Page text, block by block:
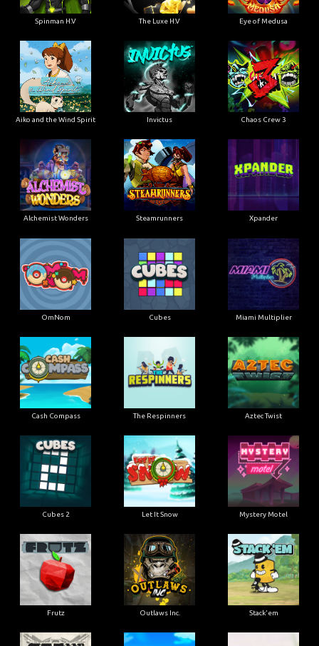
Spinman H.V The Luxe H.V Eye of Medusa
Aiko and the Wind Spirit Invictus Chaos Crew 3
Alchemist Wonders Steamrunners Xpander
OmNom Cubes Miami Multiplier
Cash Compass The Respinners Aztec Twist
Cubes 2 Let It Snow Mystery Motel
Frutz Outlaws Inc. Stack'em